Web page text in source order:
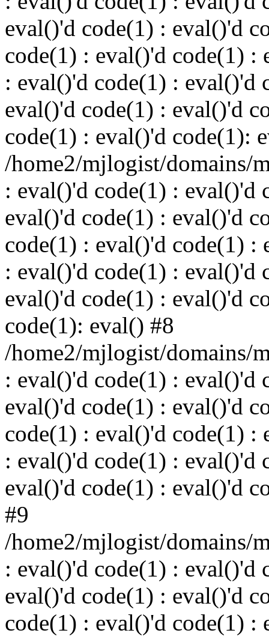
eval()'d code(1) : eval()'d
code(1) : eval()'d code(1) :
: eval()'d code(1) : eval()'d
eval()'d code(1) : eval()'d
code(1) : eval()'d code(1):
/home2/mjlogist/domains/
: eval()'d code(1) : eval()'d
eval()'d code(1) : eval()'d
code(1) : eval()'d code(1) :
: eval()'d code(1) : eval()'d
eval()'d code(1) : eval()'d
code(1): eval() #8
/home2/mjlogist/domains/
: eval()'d code(1) : eval()'d
eval()'d code(1) : eval()'d
code(1) : eval()'d code(1) :
: eval()'d code(1) : eval()'d
eval()'d code(1) : eval()'d
#9
/home2/mjlogist/domains/
: eval()'d code(1) : eval()'d
eval()'d code(1) : eval()'d
code(1) : eval()'d code(1) :